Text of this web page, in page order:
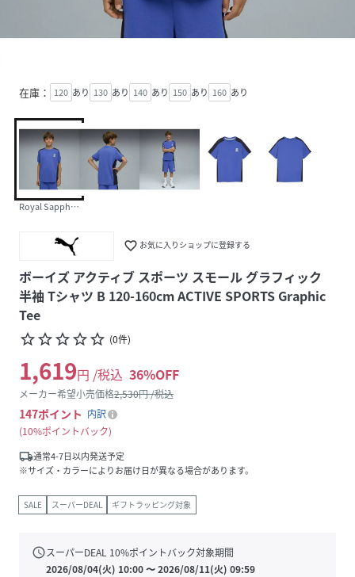
在庫： 120 あり 130 あり 140 あり 150 あり 160 あり
Royal Sapphire
favorite_border お気に入りショップに登録する
ボーイズ アクティブ スポーツ スモール グラフィック
半袖 Tシャツ B 120-160cm ACTIVE SPORTS Graphic
Tee
star_borderstar_borderstar_borderstar_borderstar_border (0件)
1,619円 /税込 36%OFF
メーカー希望小売価格2,530円 /税込
147ポイント 内訳
10%ポイントバック
local_shipping通常4-7日以内発送予定
※サイズ・カラーによりお届け日が異なる場合があります。
SALE スーパーDEAL ギフトラッピング対象
scheduleスーパーDEAL 10%ポイントバック対象期間
2026/08/04(火) 10:00〜2026/08/11(火) 09:59